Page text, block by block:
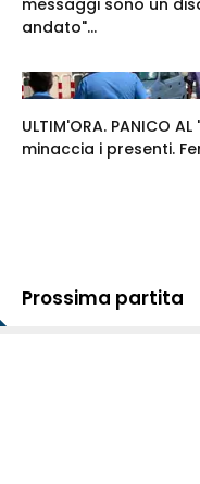
messaggi sono un
andato"...
ULTIM'ORA. PANICO
minaccia i presenti.
Prossima partita